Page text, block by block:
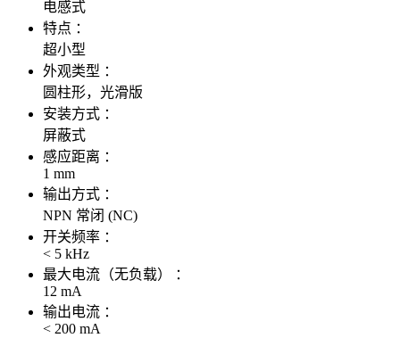
电感式
特点 ：
超小型
外观类型 ：
圆柱形，光滑版
安装方式 ：
屏蔽式
感应距离 ：
1 mm
输出方式 ：
NPN 常闭 (NC)
开关频率 ：
< 5 kHz
最大电流（无负载） ：
12 mA
输出电流 ：
< 200 mA